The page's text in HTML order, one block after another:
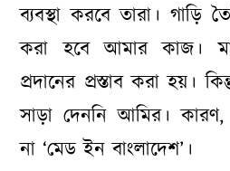
ব্যবস্থা করবে তারা। গাড়ি
করা হবে আমার কাজ।
প্রদানের প্রস্তাব করা হয়।
সাড়া দেননি আমির। কারণ,
না ‘মেড ইন বাংলাদেশ’।